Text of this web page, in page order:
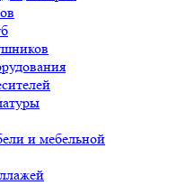
и мебельной